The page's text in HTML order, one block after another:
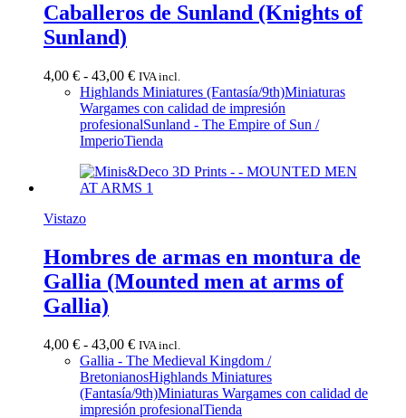
Caballeros de Sunland (Knights of
Sunland)
4,00 € - 43,00 €Rango
de
precios:
desde
4,00 €
43,00 €
IVA incl.
Highlands Miniatures (Fantasía/9th)Miniaturas
Wargames con calidad de impresión
profesionalSunland - The Empire of Sun /
ImperioTienda
Vistazo
Hombres de armas en montura de
Gallia (Mounted men at arms of
Gallia)
4,00 € - 43,00 €Rango
de
precios:
desde
4,00 €
IVA incl.
Gallia - The Medieval Kingdom /
BretonianosHighlands Miniatures
(Fantasía/9th)Miniaturas Wargames con calidad de
impresión profesionalTienda